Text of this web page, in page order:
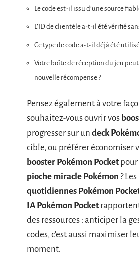
Le code est-il issu d’une source
L’ID de clientèle a-t-il été vérifié
Ce type de code a-t-il déjà été
Votre boîte de réception du jeu
nouvelle récompense ?
Pensez également à votre
souhaitez-vous ouvrir vos
progresser sur un deck
cible, ou préférer économiser
booster Pokémon Pocketpour
pioche miracle Pokémon ? Les
quotidiennes Pokémon
IA Pokémon Pocket
des ressources : anticiper la
codes, c’est aussi maximiser
moment.